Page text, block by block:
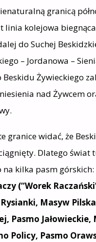
granicą
linia kolejowa
do Suchej
– Jordanowa –
Beskidu Żywieckiego
nad Żywcem
granice widać, że
Dlatego świat
na kilka pasm górskich:
(“Worek
Masyw
Pasmo Jałowieckie,
Policy, Pasmo